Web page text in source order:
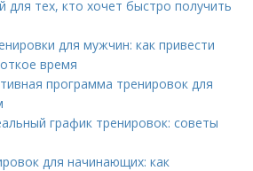
для тех, кто хочет быстро получить
для мужчин: как привести
время
программа тренировок для
график тренировок: советы
для начинающих: как